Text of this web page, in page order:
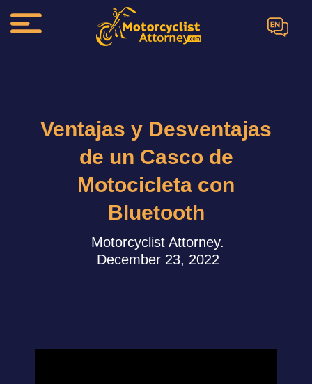
EN
Ventajas y Desventajas
de un Casco de
Motocicleta con
Bluetooth
Motorcyclist Attorney.
December 23, 2022